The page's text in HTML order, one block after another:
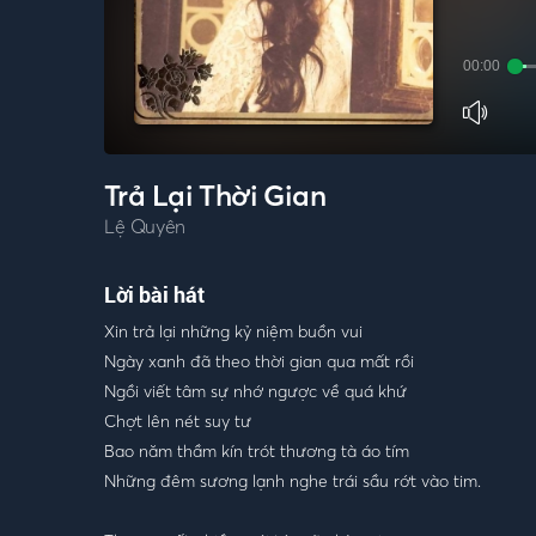
00:00
Trả Lại Thời Gian
Lệ Quyên
Lời bài hát
Xin trả lại những kỷ niệm buồn vui
Ngày xanh đã theo thời gian qua mất rồi
Ngồi viết tâm sự nhớ ngược về quá khứ
Chợt lên nét suy tư
Bao năm thầm kín trót thương tà áo tím
Những đêm sương lạnh nghe trái sầu rớt vào tim.